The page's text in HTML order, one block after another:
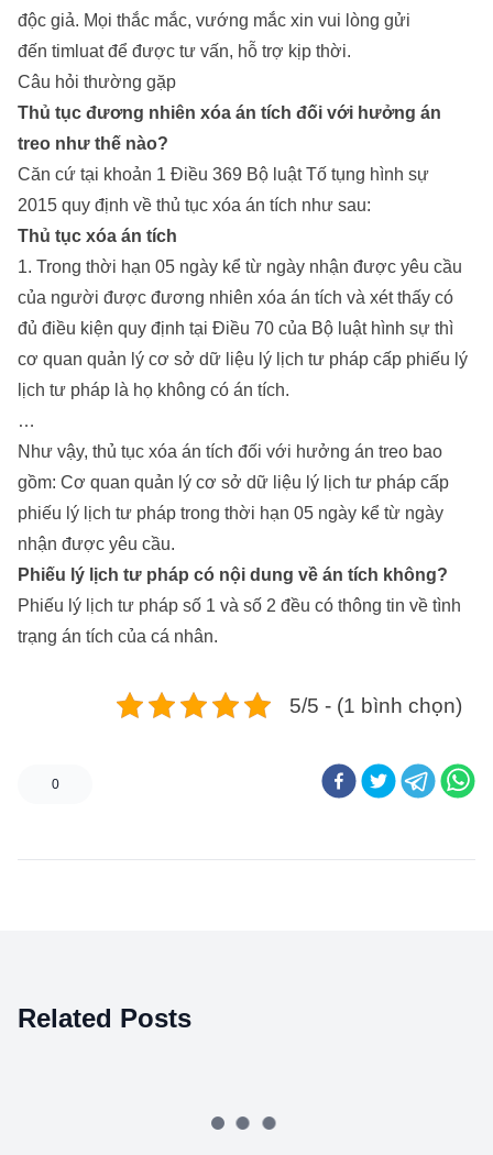
độc giả. Mọi thắc mắc, vướng mắc xin vui lòng gửi
đến timluat để được tư vấn, hỗ trợ kịp thời.
Câu hỏi thường gặp
Thủ tục đương nhiên xóa án tích đối với hưởng án
treo như thế nào?
Căn cứ tại khoản 1 Điều 369 Bộ luật Tố tụng hình sự
2015 quy định về thủ tục xóa án tích như sau:
Thủ tục xóa án tích
1. Trong thời hạn 05 ngày kể từ ngày nhận được yêu cầu
của người được đương nhiên xóa án tích và xét thấy có
đủ điều kiện quy định tại Điều 70 của Bộ luật hình sự thì
cơ quan quản lý cơ sở dữ liệu lý lịch tư pháp cấp phiếu lý
lịch tư pháp là họ không có án tích.
…
Như vậy, thủ tục xóa án tích đối với hưởng án treo bao
gồm: Cơ quan quản lý cơ sở dữ liệu lý lịch tư pháp cấp
phiếu lý lịch tư pháp trong thời hạn 05 ngày kể từ ngày
nhận được yêu cầu.
Phiếu lý lịch tư pháp có nội dung về án tích không?
Phiếu lý lịch tư pháp số 1 và số 2 đều có thông tin về tình
trạng án tích của cá nhân.
5/5 - (1 bình chọn)
0
Related Posts